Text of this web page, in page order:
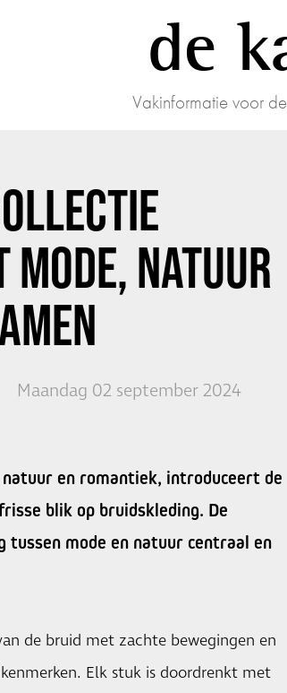
de
Vakinformatie voor
MODE, NATUUR
Maandag 02 september 2024
en romantiek, introduceert de
blik op bruidskleding. De
tussen mode en natuur centraal en
de bruid met zachte bewegingen en
Elk stuk is doordrenkt met